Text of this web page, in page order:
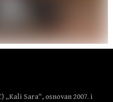
Sara“, osnovan 2007. i